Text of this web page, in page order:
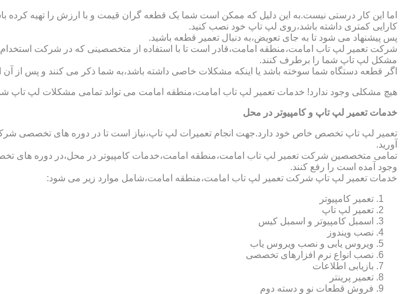
اما این کار درستی نیست.به این دلیل که ممکن است شما یک قطعه گران قیمت و با ارزش را تهیه کرده
کارایی کمتری داشته باشد،روی لپ تاپ خود نصب کنید.
پس پیشنهاد می شود تا به جای تعویض،به دنبال تعمیر قطعه باشید.
شرکت تعمیر لپ تاب امامت،منطقه امامت،قادر است تا با استفاده از متخصصینی که در شرکت استخدام
مشکل لپ تاپ شما را برطرف کنند.
اگر قطعه دستگاه شما سوخته باشد یا اینکه مشکلات خاصی داشته باشد،به شما ذکر می کنند و پس از
هیچ مشکلی وجود ندارد! خدمات تعمیر لپ تاب امامت،منطقه امامت می تواند تمامی مشکلات لپ تاپ
خدمات تعمیر لپ تاپ و کامپیوتر در محل
تعمیر لپ تاپ تخصص خاص خود دارد.جهت انجام تعمیرات لپ تاپ،نیاز است تا در دوره های تخصصی
آورید.
تمامی متخصصین شرکت تعمیر لپ تاب امامت،منطقه امامت،خدمات کامپیوتر در محل،در دوره های
وجود آمده است را رفع کنند.
خدمات تعمیر لپ تاپ شرکت تعمیر لپ تاب امامت،منطقه امامت،شامل موارد زیر می شود:
تعمیر کامپیوتر
تعمیر لپ تاپ
اسمبل کامپیوتر و اسمبل کیس
نصب ویندوز
ویروس یابی و نصب ویروس یاب
نصب انواع نرم افزارهای تخصصی
بازیابی اطلاعات
تعمیر پرینتر
فروش قطعات نو و دسته دوم